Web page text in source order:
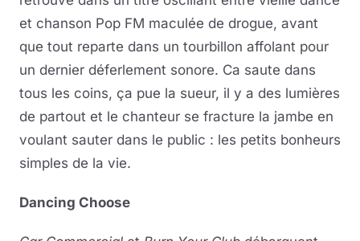
et chanson Pop FM maculée de drogue, avant
que tout reparte dans un tourbillon affolant pour
un dernier déferlement sonore. Ca saute dans
tous les coins, ça pue la sueur, il y a des lumières
de partout et le chanteur se fracture la jambe en
voulant sauter dans le public : les petits bonheurs
simples de la vie.
Dancing Choose